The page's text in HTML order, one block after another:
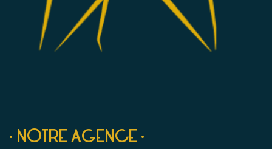
• NOTRE AGENCE •